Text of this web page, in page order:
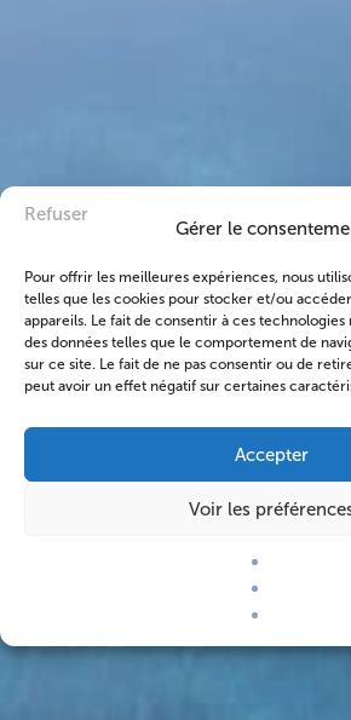
Gérer le
Pour offrir les meilleures expériences, nous
telles que les cookies pour stocker et/ou
appareils. Le fait de consentir à ces
des données telles que le comportement de
sur ce site. Le fait de ne pas consentir ou de
peut avoir un effet négatif sur certaines
Accepter
Refuser
Voir les